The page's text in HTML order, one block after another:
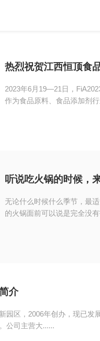
热烈祝贺江西恒顶食
2023年6月19—21日，
作为食品原料、食品添加剂
听说吃火锅的时候，
无论什么时候什么季节，最
的火锅面前可以说是完全没
介
园区，2006年创办，现已
公司主营大......